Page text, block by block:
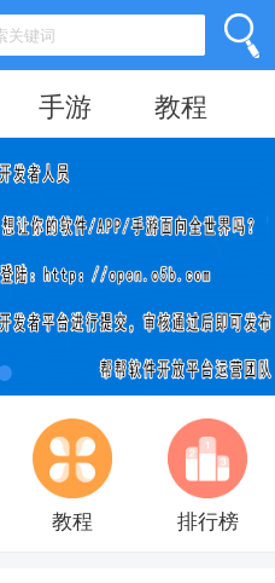
手游 教程
教程 排行榜